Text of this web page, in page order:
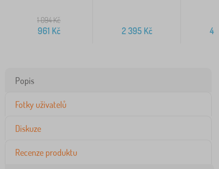
1 094Kč
961 Kč 2 395Kč 4
Popis
Fotky uživatelů
Diskuze
Recenze produktu